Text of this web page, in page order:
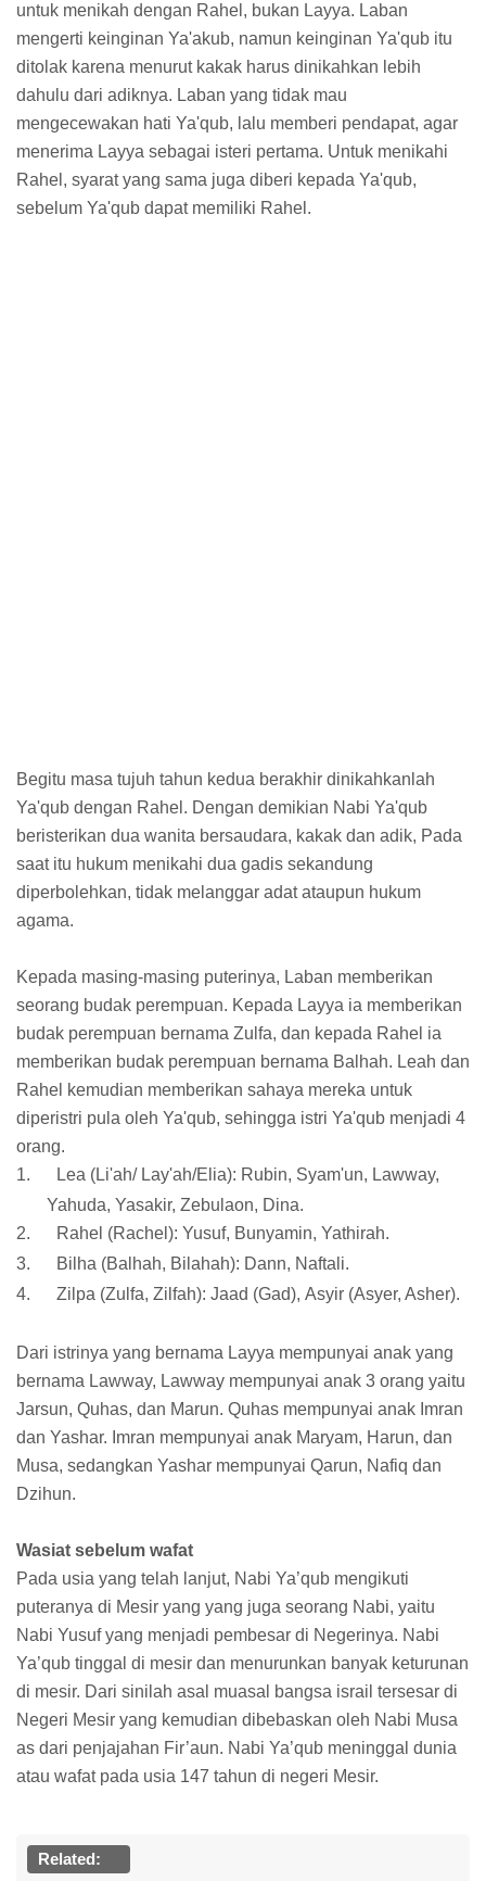
untuk menikah dengan Rahel, bukan Layya. Laban
mengerti keinginan Ya'akub, namun keinginan Ya'qub itu
ditolak karena menurut kakak harus dinikahkan lebih
dahulu dari adiknya. Laban yang tidak mau
mengecewakan hati Ya'qub, lalu memberi pendapat, agar
menerima Layya sebagai isteri pertama. Untuk menikahi
Rahel, syarat yang sama juga diberi kepada Ya'qub,
sebelum Ya'qub dapat memiliki Rahel.
Begitu masa tujuh tahun kedua berakhir dinikahkanlah
Ya'qub dengan Rahel. Dengan demikian Nabi Ya'qub
beristerikan dua wanita bersaudara, kakak dan adik, Pada
saat itu hukum menikahi dua gadis sekandung
diperbolehkan, tidak melanggar adat ataupun hukum
agama.
Kepada masing-masing puterinya, Laban memberikan
seorang budak perempuan. Kepada Layya ia memberikan
budak perempuan bernama Zulfa, dan kepada Rahel ia
memberikan budak perempuan bernama Balhah. Leah dan
Rahel kemudian memberikan sahaya mereka untuk
diperistri pula oleh Ya'qub, sehingga istri Ya'qub menjadi 4
orang.
1.
Lea (Li'ah/ Lay'ah/Elia): Rubin, Syam'un, Lawway,
Yahuda, Yasakir, Zebulaon, Dina.
2.
Rahel (Rachel): Yusuf, Bunyamin, Yathirah.
3.
Bilha (Balhah, Bilahah): Dann, Naftali.
4.
Zilpa (Zulfa, Zilfah): Jaad (Gad), Asyir (Asyer, Asher).
Dari istrinya yang bernama Layya mempunyai anak yang
bernama Lawway, Lawway mempunyai anak 3 orang yaitu
Jarsun, Quhas, dan Marun. Quhas mempunyai anak Imran
dan Yashar. Imran mempunyai anak Maryam, Harun, dan
Musa, sedangkan Yashar mempunyai Qarun, Nafiq dan
Dzihun.
Wasiat sebelum wafat
Pada usia yang telah lanjut, Nabi Ya’qub mengikuti
puteranya di Mesir yang yang juga seorang Nabi, yaitu
Nabi Yusuf yang menjadi pembesar di Negerinya. Nabi
Ya’qub tinggal di mesir dan menurunkan banyak keturunan
di mesir. Dari sinilah asal muasal bangsa israil tersesar di
Negeri Mesir yang kemudian dibebaskan oleh Nabi Musa
as dari penjajahan Fir’aun. Nabi Ya’qub meninggal dunia
atau wafat pada usia 147 tahun di negeri Mesir.
Related: